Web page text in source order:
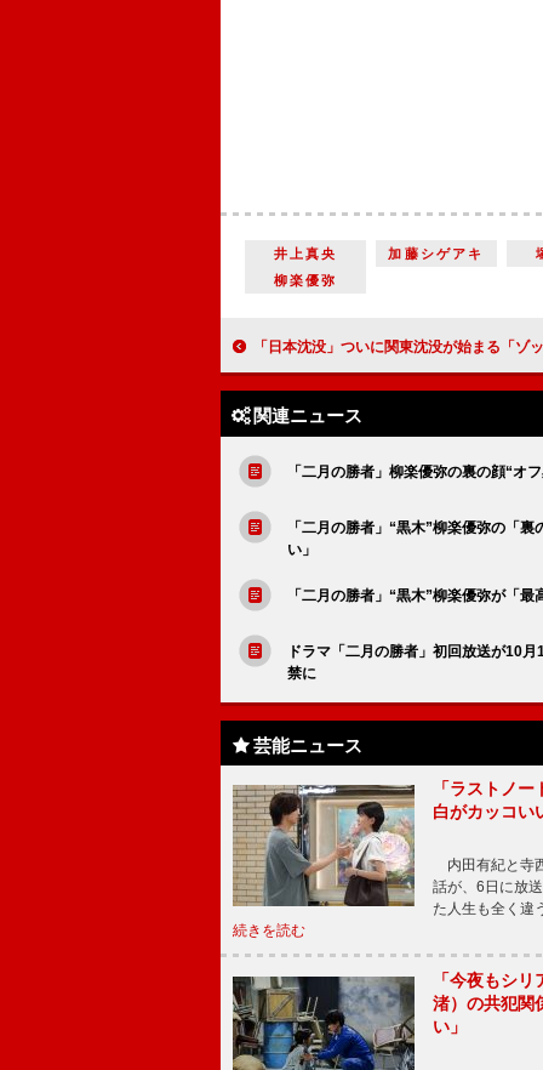
井上真央 加藤シゲアキ
柳楽優弥
「日本沈没」ついに関東沈没が始まる「ゾッとした」 “天海”小栗旬が予告に姿なく「どうな
関連ニュース
「二月の勝者」柳楽優弥の裏の顔“
「二月の勝者」“黒木”柳楽優弥の「
い」
「二月の勝者」“黒木”柳楽優弥が「
ドラマ「二月の勝者」初回放送が10
禁に
芸能ニュース
「ラストノ
白がカッコい
内田有紀と寺
話が、6日に放
た人生も全く違
続きを読む
「今夜もシ
渚）の共犯関
い」